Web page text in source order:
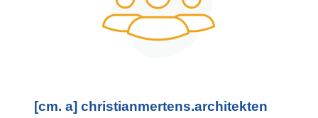
[cm. a] christianmertens.architekten